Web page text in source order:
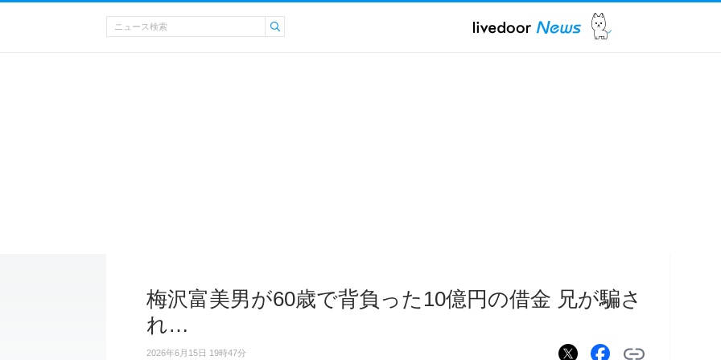
梅沢富美男が60歳で背負った10億円の借金 兄が騙さ
れ…
2026年6月15日 19時47分